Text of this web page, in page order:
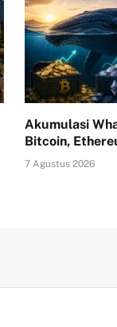
Akumulasi
Bitcoin,
7 Agustus 2026